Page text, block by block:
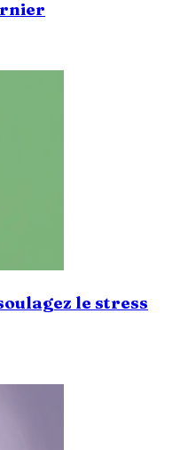
le stress